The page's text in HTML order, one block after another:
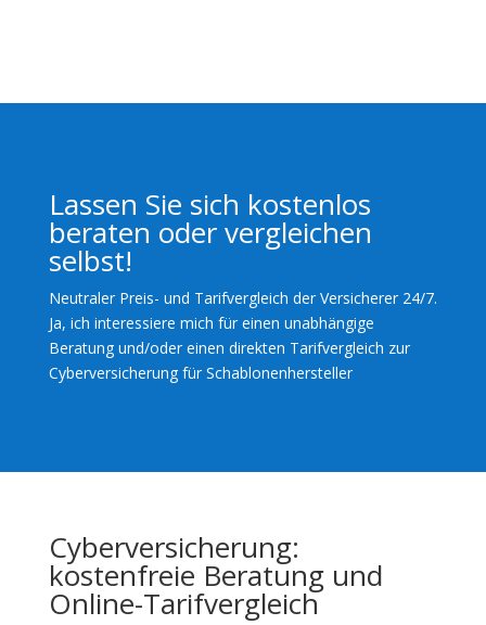
Lassen Sie sich kostenlos
beraten oder vergleichen
selbst!
Neutraler Preis- und Tarifvergleich der Versicherer 24/7.
Ja, ich interessiere mich für einen unabhängige
Beratung und/oder einen direkten Tarifvergleich zur
Cyberversicherung für Schablonenhersteller
Cyberversicherung:
kostenfreie Beratung und
Online-Tarifvergleich